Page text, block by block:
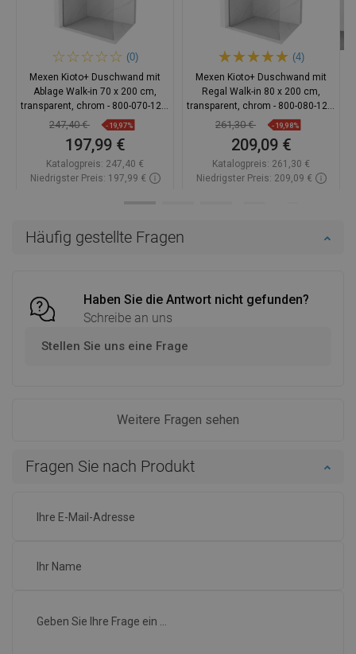
Häufig gestellte Fragen
Haben Sie die Antwort nicht gefunden?
Schreibe an uns
Stellen Sie uns eine Frage
Weitere Fragen sehen
Fragen Sie nach Produkt
(0)
Mexen Kioto+ Duschwand mit
Ablage Walk-in 70 x 200 cm,
transparent, chrom - 800-070-121-
01-00
247,40 € -19,97%
197,99 €
Katalogpreis: 247,40 €
Niedrigster Preis: 197,99 €
(4)
Mexen Kioto+ Duschwand mit
Regal Walk-in 80 x 200 cm,
transparent, chrom - 800-080-121-
01-00
261,30 € -19,98%
209,09 €
Katalogpreis: 261,30 €
Niedrigster Preis: 209,09 €